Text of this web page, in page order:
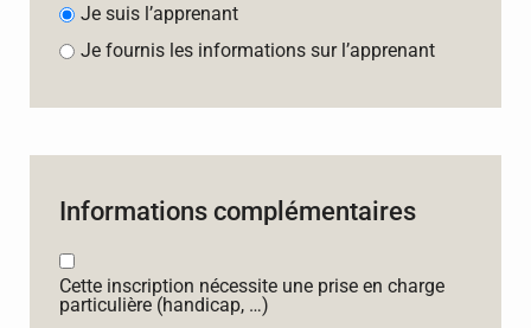
Je suis l’apprenant
Je fournis les informations sur l’apprenant
Informations complémentaires
Cette inscription nécessite une prise en charge
particulière (handicap, …)